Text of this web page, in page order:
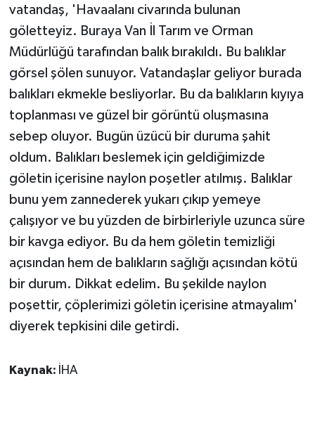
vatandaş, 'Havaalanı civarında bulunan
göletteyiz. Buraya Van İl Tarım ve Orman
Müdürlüğü tarafından balık bırakıldı. Bu balıklar
görsel şölen sunuyor. Vatandaşlar geliyor burada
balıkları ekmekle besliyorlar. Bu da balıkların kıyıya
toplanması ve güzel bir görüntü oluşmasına
sebep oluyor. Bugün üzücü bir duruma şahit
oldum. Balıkları beslemek için geldiğimizde
göletin içerisine naylon poşetler atılmış. Balıklar
bunu yem zannederek yukarı çıkıp yemeye
çalışıyor ve bu yüzden de birbirleriyle uzunca süre
bir kavga ediyor. Bu da hem göletin temizliği
açısından hem de balıkların sağlığı açısından kötü
bir durum. Dikkat edelim. Bu şekilde naylon
poşettir, çöplerimizi göletin içerisine atmayalım'
diyerek tepkisini dile getirdi.
Kaynak: İHA
SİYASET
TEKNOLOJİ
Turizm
ÜLKE GÜNDEMİ
YAŞAM
YEREL
Yerel Haberler